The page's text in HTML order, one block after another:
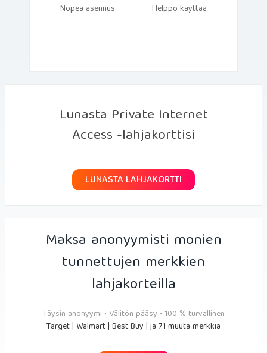
Nopea asennus Helppo käyttää
Lunasta Private Internet
Access -lahjakorttisi
LUNASTA LAHJAKORTTI
Maksa anonyymisti monien
tunnettujen merkkien
lahjakorteilla
Täysin anonyymi • Välitön pääsy • 100 % turvallinen
Target | Walmart | Best Buy | ja 71 muuta merkkiä